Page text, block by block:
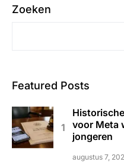
Zoeken
Featured Posts
voor Meta
jongeren
augustus 7,